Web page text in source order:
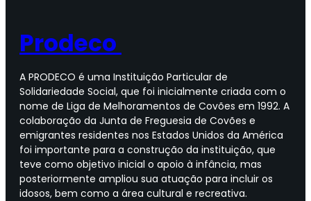
Prodeco
A PRODECO é uma Instituição Particular de
Solidariedade Social, que foi inicialmente criada com o
nome de Liga de Melhoramentos de Covões em 1992. A
colaboração da Junta de Freguesia de Covões e
emigrantes residentes nos Estados Unidos da América
foi importante para a construção da instituição, que
teve como objetivo inicial o apoio à infância, mas
posteriormente ampliou sua atuação para incluir os
idosos, bem como a área cultural e recreativa.